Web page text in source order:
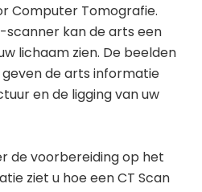
Computer Tomografie.
scanner kan de arts een
lichaam zien. De beelden
de arts informatie
en de ligging van uw
de voorbereiding op het
ziet u hoe een CT Scan